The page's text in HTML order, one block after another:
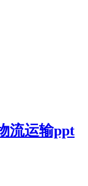
流运输ppt